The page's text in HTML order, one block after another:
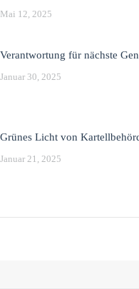
Mai 12, 2025
Verantwortung für nächste
Januar 30, 2025
Grünes Licht von
Januar 21, 2025